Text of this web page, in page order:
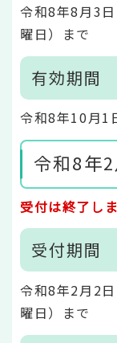
令和8年8月3
曜日）まで
有効期間
令和8年10月1
令和8年
受付は終了しま
受付期間
令和8年2月2
曜日）まで